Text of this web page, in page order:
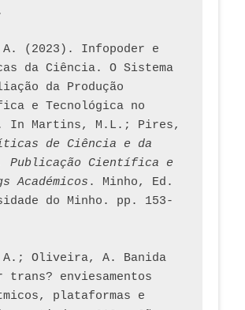
A. (2023). Infopoder e
da Ciência. O Sistema
da Produção
e Tecnológica no
In Martins, M.L.; Pires,
de Ciência e da
Publicação Científica e
Académicos . Minho, Ed.
do Minho. pp. 153-
A.; Oliveira, A. Banida
trans? enviesamentos
plataformas e